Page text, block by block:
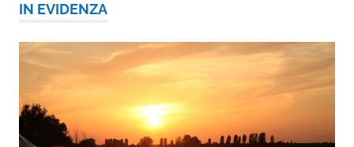
IN EVIDENZA